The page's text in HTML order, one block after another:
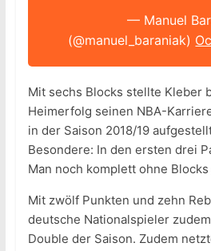
— Manuel
(@manuel_baraniak)
Mit sechs Blocks stellte Kleber
Heimerfolg seinen NBA-
in der Saison 2018/19
Besondere: In den ersten drei
Man noch komplett ohne
Mit zwölf Punkten und zehn
deutsche Nationalspieler
Double der Saison. Zudem